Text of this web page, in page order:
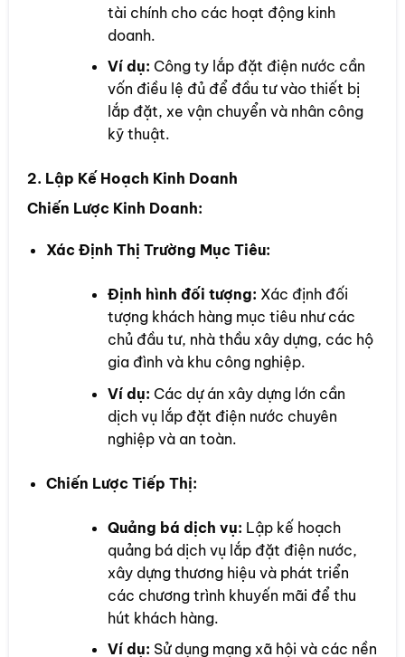
tài chính cho các hoạt động kinh
doanh.
Ví dụ: Công ty lắp đặt điện nước cần
vốn điều lệ đủ để đầu tư vào thiết bị
lắp đặt, xe vận chuyển và nhân công
kỹ thuật.
2. Lập Kế Hoạch Kinh Doanh
Chiến Lược Kinh Doanh:
Xác Định Thị Trường Mục Tiêu:
Định hình đối tượng: Xác định đối
tượng khách hàng mục tiêu như các
chủ đầu tư, nhà thầu xây dựng, các hộ
gia đình và khu công nghiệp.
Ví dụ: Các dự án xây dựng lớn cần
dịch vụ lắp đặt điện nước chuyên
nghiệp và an toàn.
Chiến Lược Tiếp Thị:
Quảng bá dịch vụ: Lập kế hoạch
quảng bá dịch vụ lắp đặt điện nước,
xây dựng thương hiệu và phát triển
các chương trình khuyến mãi để thu
hút khách hàng.
Ví dụ: Sử dụng mạng xã hội và các nền